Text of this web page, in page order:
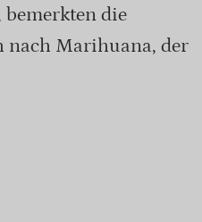
bemerkten die
nach Marihuana, der